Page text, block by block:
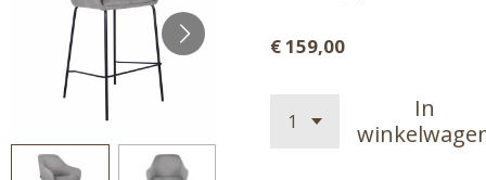
€ 159,00
In